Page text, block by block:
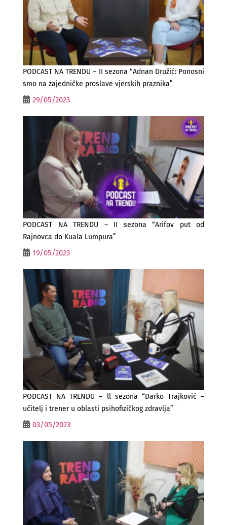
PODCAST NA TRENDU – II sezona “Adnan Družić: Ponosni
smo na zajedničke proslave vjerskih praznika”
29/05/2023
PODCAST NA TRENDU – II sezona “Arifov put od
Rajnovca do Kuala Lumpura”
19/05/2023
PODCAST NA TRENDU – ll sezona “Darko Trajković –
učitelj i trener u oblasti psihofizičkog zdravlja”
03/05/2023